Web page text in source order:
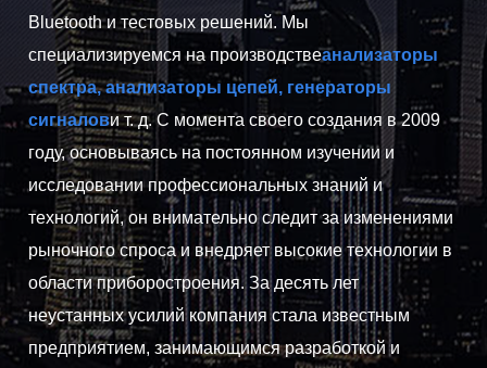
Bluetooth и тестовых решений. Мы
специализируемся на производствеанализаторы
спектра, анализаторы цепей, генераторы
сигналови т. д. С момента своего создания в 2009
году, основываясь на постоянном изучении и
исследовании профессиональных знаний и
технологий, он внимательно следит за изменениями
рыночного спроса и внедряет высокие технологии в
области приборостроения. За десять лет
неустанных усилий компания стала известным
предприятием, занимающимся разработкой и